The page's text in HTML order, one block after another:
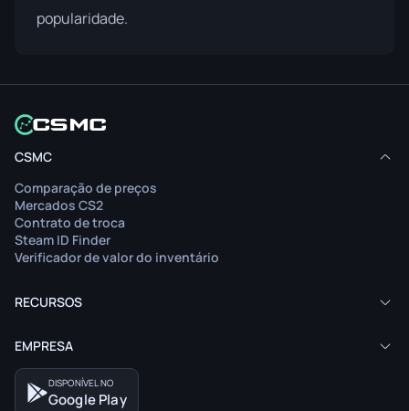
popularidade.
CSMC
Comparação de preços
Mercados CS2
Contrato de troca
Steam ID Finder
Verificador de valor do inventário
RECURSOS
EMPRESA
DISPONÍVEL NO
Google Play